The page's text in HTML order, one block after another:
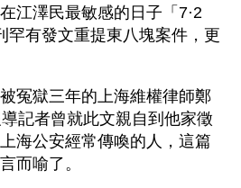
江澤民最敏感的日子「7·2
罕有發文重提東八塊案件，更
冤獄三年的上海維權律師鄭
記者曾就此文親自到他家徵
海公安經常傳喚的人，這篇
而喻了。